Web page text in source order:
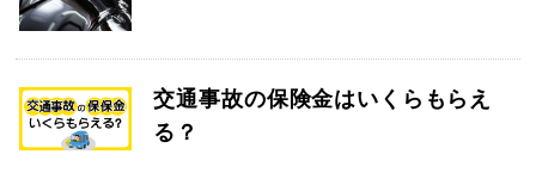
交通事故の保険金はいくらもらえ
る？